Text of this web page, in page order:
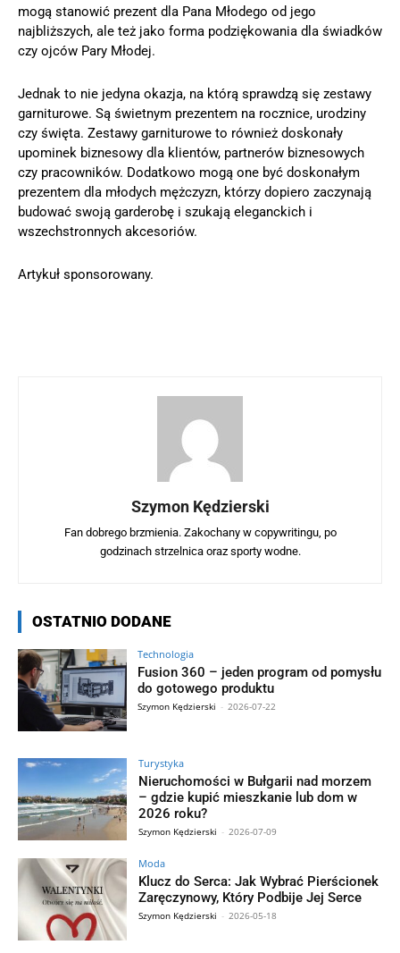
mogą stanowić prezent dla Pana Młodego od jego
najbliższych, ale też jako forma podziękowania dla świadków
czy ojców Pary Młodej.
Jednak to nie jedyna okazja, na którą sprawdzą się zestawy
garniturowe. Są świetnym prezentem na rocznice, urodziny
czy święta. Zestawy garniturowe to również doskonały
upominek biznesowy dla klientów, partnerów biznesowych
czy pracowników. Dodatkowo mogą one być doskonałym
prezentem dla młodych mężczyzn, którzy dopiero zaczynają
budować swoją garderobę i szukają eleganckich i
wszechstronnych akcesoriów.
Artykuł sponsorowany.
Szymon Kędzierski
Fan dobrego brzmienia. Zakochany w copywritingu, po
godzinach strzelnica oraz sporty wodne.
OSTATNIO DODANE
Technologia
Fusion 360 – jeden program od pomysłu
do gotowego produktu
Szymon Kędzierski - 2026-07-22
Turystyka
Nieruchomości w Bułgarii nad morzem
– gdzie kupić mieszkanie lub dom w
2026 roku?
Szymon Kędzierski - 2026-07-09
Moda
Klucz do Serca: Jak Wybrać Pierścionek
Zaręczynowy, Który Podbije Jej Serce
Szymon Kędzierski - 2026-05-18